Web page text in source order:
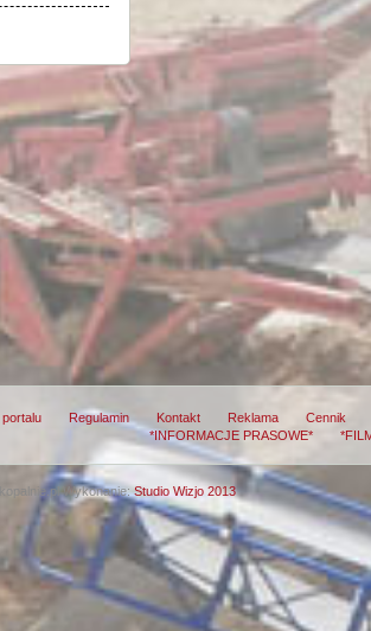
Regulamin Kontakt Reklama
Cennik
*INFORMACJE PRASOWE*
Wykonanie:Studio Wizjo 2013